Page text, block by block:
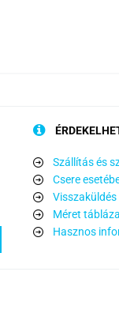
Szállítás és
Csere
Visszaküldés
Méret
Hasznos